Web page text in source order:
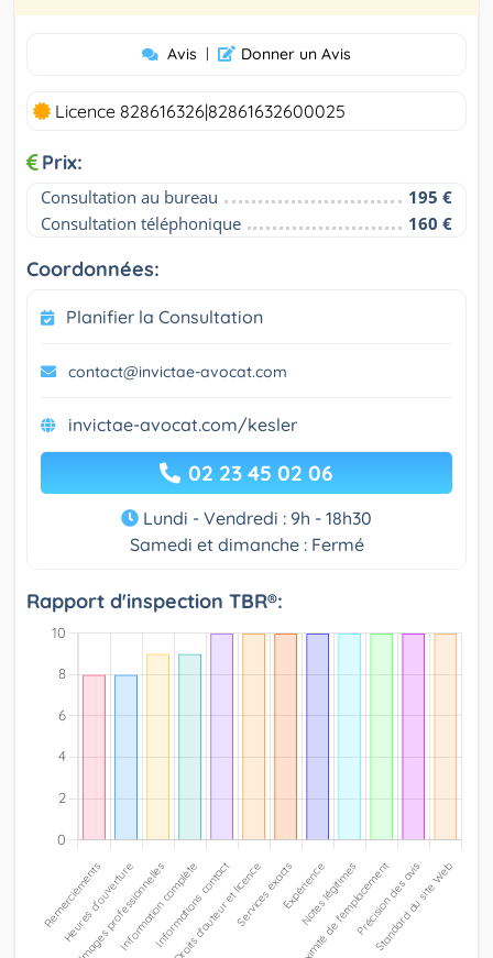
Avis | Donner un Avis
Licence 828616326|82861632600025
Prix:
Consultation au bureau
195 €
Consultation téléphonique
160 €
Coordonnées:
Planifier la Consultation
contact@invictae-avocat.com
invictae-avocat.com/kesler
02 23 45 02 06
Lundi - Vendredi : 9h - 18h30
Samedi et dimanche : Fermé
Rapport d'inspection TBR®: